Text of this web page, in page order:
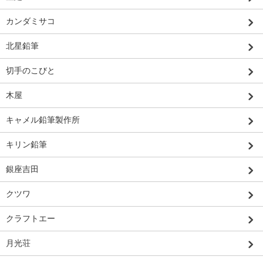
カンダミサコ
北星鉛筆
切手のこびと
木屋
キャメル鉛筆製作所
キリン鉛筆
銀座吉田
クツワ
クラフトエー
月光荘